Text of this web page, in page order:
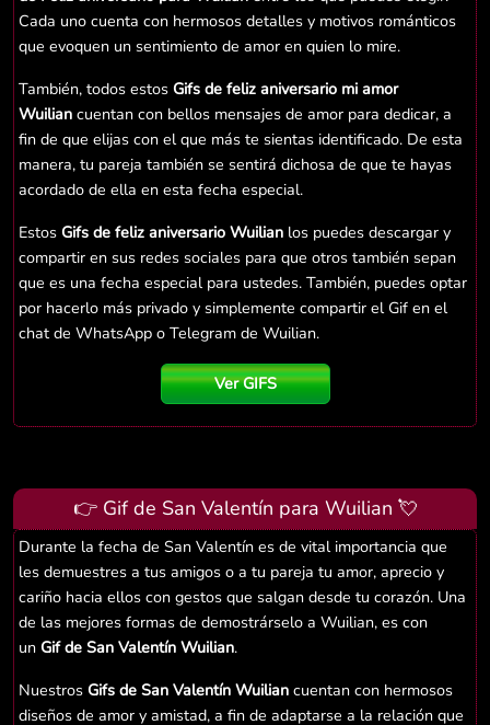
Cada uno cuenta con hermosos detalles y motivos románticos
que evoquen un sentimiento de amor en quien lo mire.
También, todos estos Gifs de feliz aniversario mi amor
Wuilian cuentan con bellos mensajes de amor para dedicar, a
fin de que elijas con el que más te sientas identificado. De esta
manera, tu pareja también se sentirá dichosa de que te hayas
acordado de ella en esta fecha especial.
Estos Gifs de feliz aniversario Wuilian los puedes descargar y
compartir en sus redes sociales para que otros también sepan
que es una fecha especial para ustedes. También, puedes optar
por hacerlo más privado y simplemente compartir el Gif en el
chat de WhatsApp o Telegram de Wuilian.
Ver GIFS
👉 Gif de San Valentín para Wuilian 💘
Durante la fecha de San Valentín es de vital importancia que
les demuestres a tus amigos o a tu pareja tu amor, aprecio y
cariño hacia ellos con gestos que salgan desde tu corazón. Una
de las mejores formas de demostrárselo a Wuilian, es con
un Gif de San Valentín Wuilian.
Nuestros Gifs de San Valentín Wuilian cuentan con hermosos
diseños de amor y amistad, a fin de adaptarse a la relación que